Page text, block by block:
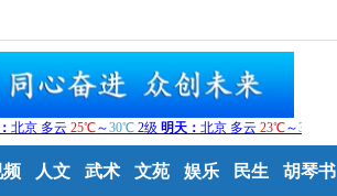
频 人文 武术 文苑 娱乐 民生 胡琴书